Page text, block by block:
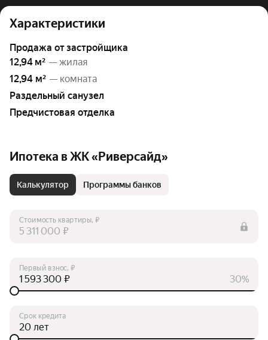
Характеристики
Продажа от застройщика
12,94 м²
— жилая
12,94 м²
— комната
Раздельный санузел
Предчистовая отделка
Ипотека в ЖК «Риверсайд»
Калькулятор Программы банков
Стоимость квартиры, ₽
₽
Первый взнос, ₽
30%
₽
Срок кредита
лет